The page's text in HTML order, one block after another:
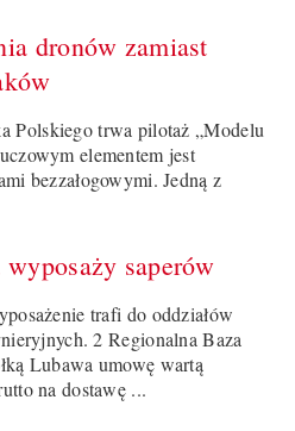
dronów zamiast
Polskiego trwa pilotaż „Modelu
elementem jest
bezzałogowymi. Jedną z
wyposaży saperów
trafi do oddziałów
2 Regionalna Baza
Lubawa umowę wartą
na dostawę ...